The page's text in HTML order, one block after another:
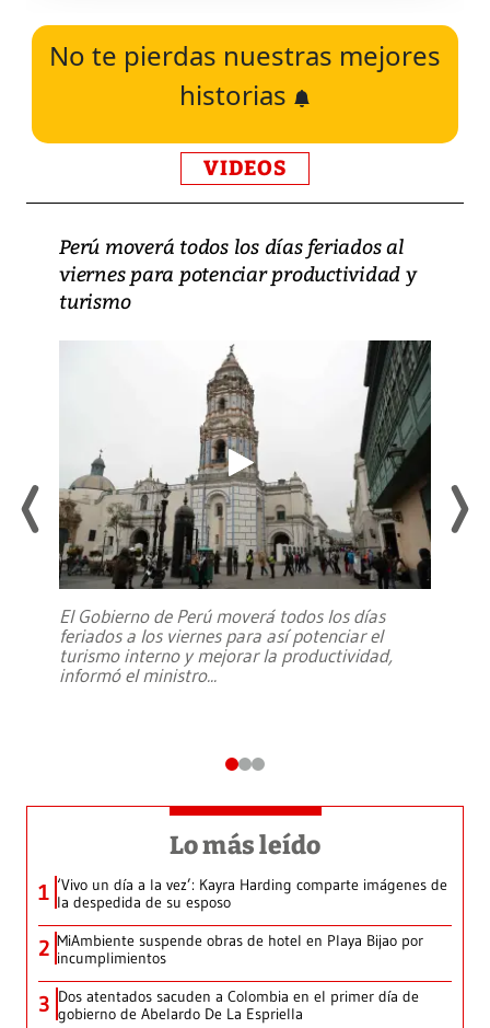
No te pierdas nuestras mejores
historias
VIDEOS
Perú moverá todos los días feriados al
viernes para potenciar productividad y
turismo
El Gobierno de Perú moverá todos los días
feriados a los viernes para así potenciar el
turismo interno y mejorar la productividad,
informó el ministro...
Lo más leído
1 ‘Vivo un día a la vez’: Kayra Harding comparte imágenes de
la despedida de su esposo
2 MiAmbiente suspende obras de hotel en Playa Bijao por
incumplimientos
3 Dos atentados sacuden a Colombia en el primer día de
gobierno de Abelardo De La Espriella